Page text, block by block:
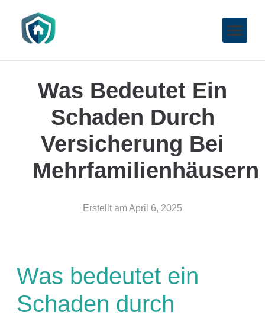
Was Bedeutet Ein
Schaden Durch
Versicherung Bei
Mehrfamilienhäusern
Erstellt amApril 6, 2025
Was bedeutet ein
Schaden durch